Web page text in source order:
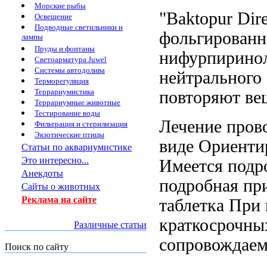
Морские рыбы
Освещение
Подводные светильники и
лампы
Пруды и фонтаны
Светоарматура Juwel
Системы автодолива
Терморегуляция
Террариумистика
Террариумные животные
Тестирование воды
Фильтрация и стерилизация
Экзотические птицы
Статьи по аквариумистике
Это интересно...
Анекдоты
Сайты о животных
Реклама на сайте
Различные статьи
Поиск по сайту
"Baktopur
повторяют
Лечение
виде
Имеется
подробная
таблетка При